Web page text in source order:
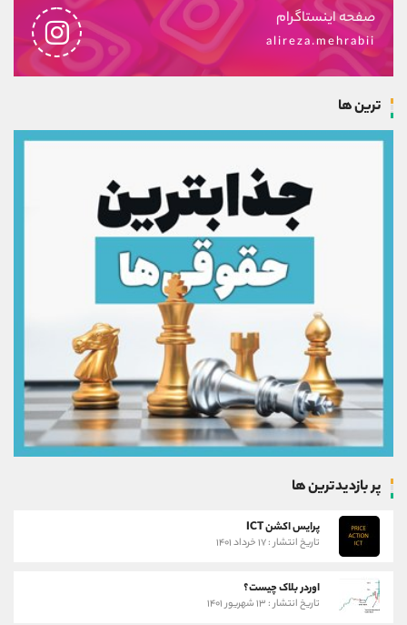
صفحه اینستاگرام
alireza.mehrabii
ترین ها
پر بازدیدترین ها
پرایس اکشن ICT
تاریخ انتشار : ۱۷ خرداد ۱۴۰۱
اوردر بلاک چیست؟
تاریخ انتشار : ۱۳ شهریور ۱۴۰۱